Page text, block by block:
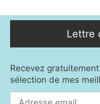
Lettre
Recevez
sélection de mes